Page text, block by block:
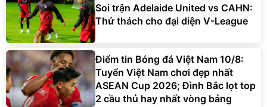
Soi trận Adelaide United vs CAHN:
Thử thách cho đại diện V-League
Điểm tin Bóng đá Việt Nam 10/8:
Tuyển Việt Nam chơi đẹp nhất
ASEAN Cup 2026; Đình Bắc lọt top
2 cầu thủ hay nhất vòng bảng